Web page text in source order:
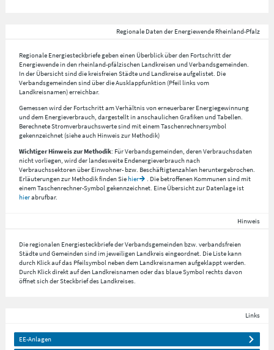
Regionale Daten der Energiewende Rheinland-Pfalz
Regionale Energiesteckbriefe geben einen Überblick über den Fortschritt der
Energiewende in den rheinland-pfälzischen Landkreisen und Verbandsgemeinden.
In der Übersicht sind die kreisfreien Städte und Landkreise aufgelistet. Die
Verbandsgemeinden sind über die Ausklappfunktion (Pfeil links vom
Landkreisnamen) erreichbar.
Gemessen wird der Fortschritt am Verhältnis von erneuerbarer Energiegewinnung
und dem Energieverbrauch, dargestellt in anschaulichen Grafiken und Tabellen.
Berechnete Stromverbrauchswerte sind mit einem Taschenrechnersymbol
gekennzeichnet (siehe auch Hinweis zur Methodik)
Wichtiger Hinweis zur Methodik: Für Verbandsgemeinden, deren Verbrauchsdaten
nicht vorliegen, wird der landesweite Endenergieverbrauch nach
Verbrauchssektoren über Einwohner- bzw. Beschäftigtenzahlen heruntergebrochen.
Erläuterungen zur Methodik finden Siehier
. Die betroffenen Kommunen sind mit
einem Taschenrechner-Symbol gekennzeichnet. Eine Übersicht zur Datenlage ist
hierabrufbar.
Hinweis
Die regionalen Energiesteckbriefe der Verbandsgemeinden bzw. verbandsfreien
Städte und Gemeinden sind im jeweiligen Landkreis eingeordnet. Die Liste kann
durch Klick auf das Pfeilsymbol neben dem Landkreisnamen aufgeklappt werden.
Durch Klick direkt auf den Landkreisnamen oder das blaue Symbol rechts davon
öffnet sich der Steckbrief des Landkreises.
Links
EE-Anlagen